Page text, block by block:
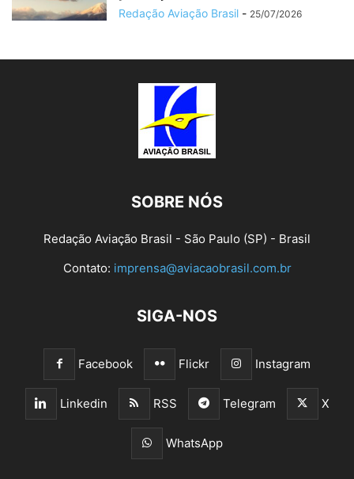
Redação Aviação Brasil - 25/07/2026
SOBRE NÓS
Redação Aviação Brasil - São Paulo (SP) - Brasil
Contato: imprensa@aviacaobrasil.com.br
SIGA-NOS
Facebook Flickr Instagram
Linkedin RSS Telegram X
WhatsApp